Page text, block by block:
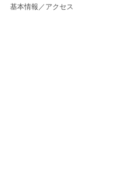
基本情報／アクセス